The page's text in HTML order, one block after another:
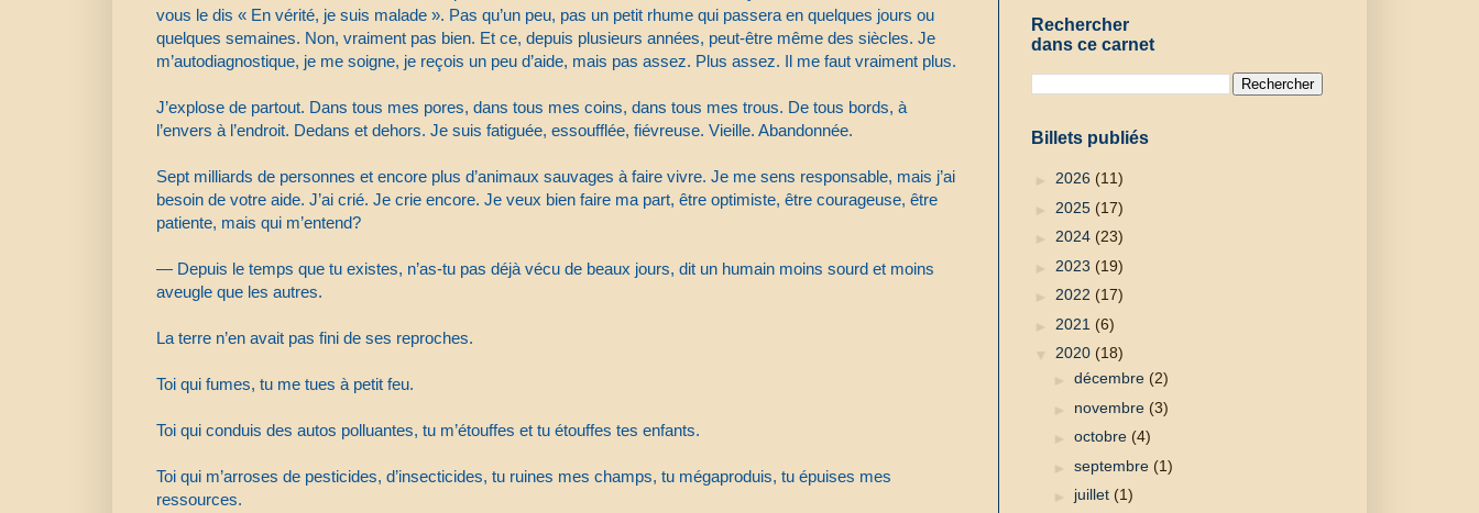
vous le dis « En vérité, je suis malade ». Pas qu’un peu, pas un petit rhume qui passera en quelques jours ou
quelques semaines. Non, vraiment pas bien. Et ce, depuis plusieurs années, peut-être même des siècles. Je
m’autodiagnostique, je me soigne, je reçois un peu d’aide, mais pas assez. Plus assez. Il me faut vraiment plus.
J’explose de partout. Dans tous mes pores, dans tous mes coins, dans tous mes trous. De tous bords, à
l’envers à l’endroit. Dedans et dehors. Je suis fatiguée, essoufflée, fiévreuse. Vieille. Abandonnée.
Sept milliards de personnes et encore plus d’animaux sauvages à faire vivre. Je me sens responsable, mais j’ai
besoin de votre aide. J’ai crié. Je crie encore. Je veux bien faire ma part, être optimiste, être courageuse, être
patiente, mais qui m’entend?
— Depuis le temps que tu existes, n’as-tu pas déjà vécu de beaux jours, dit un humain moins sourd et moins
aveugle que les autres.
La terre n’en avait pas fini de ses reproches.
Toi qui fumes, tu me tues à petit feu.
Toi qui conduis des autos polluantes, tu m’étouffes et tu étouffes tes enfants.
Toi qui m’arroses de pesticides, d’insecticides, tu ruines mes champs, tu mégaproduis, tu épuises mes
ressources.
Rechercher
dans ce carnet
Billets publiés
► 2026 (11)
► 2025 (17)
► 2024 (23)
► 2023 (19)
► 2022 (17)
► 2021 (6)
▼ 2020 (18)
► décembre (2)
► novembre (3)
► octobre (4)
► septembre (1)
► juillet (1)